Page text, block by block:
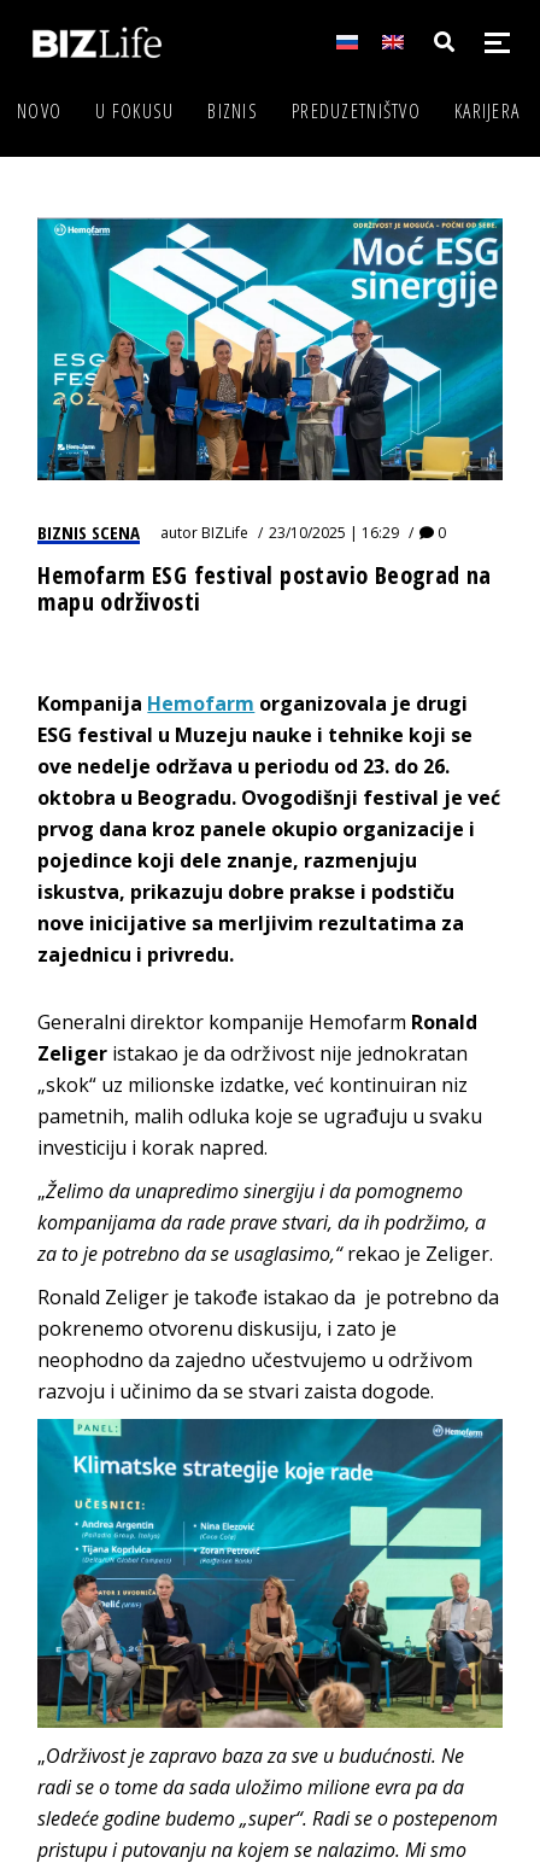
NOVO U FOKUSU BIZNIS PREDUZETNIŠTVO KARIJERA
BIZNIS SCENA autorBIZLife 23/10/2025 | 16:29 0
Hemofarm ESG festival postavio Beograd na
mapu održivosti
Kompanija Hemofarm organizovala je drugi
ESG festival u Muzeju nauke i tehnike koji se
ove nedelje održava u periodu od 23. do 26.
oktobra u Beogradu. Ovogodišnji festival je već
prvog dana kroz panele okupio organizacije i
pojedince koji dele znanje, razmenjuju
iskustva, prikazuju dobre prakse i podstiču
nove inicijative sa merljivim rezultatima za
zajednicu i privredu.
Generalni direktor kompanije Hemofarm Ronald
Zeliger istakao je da održivost nije jednokratan
„skok“ uz milionske izdatke, već kontinuiran niz
pametnih, malih odluka koje se ugrađuju u svaku
investiciju i korak napred.
„Želimo da unapredimo sinergiju i da pomognemo
kompanijama da rade prave stvari, da ih podržimo, a
za to je potrebno da se usaglasimo,“rekao je Zeliger.
Ronald Zeliger je takođe istakao da je potrebno da
pokrenemo otvorenu diskusiju, i zato je
neophodno da zajedno učestvujemo u održivom
razvoju i učinimo da se stvari zaista dogode.
„Održivost je zapravo baza za sve u budućnosti.Ne
radi se o tome da sada uložimo milione evra pa da
sledeće godine budemo „super“.Radi se o postepenom
pristupu i putovanju na kojem se nalazimo.Mi smo